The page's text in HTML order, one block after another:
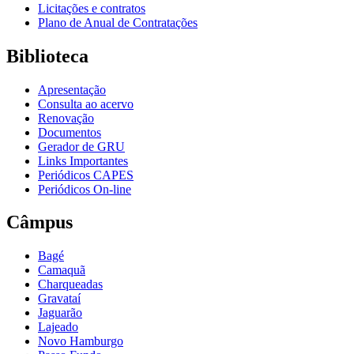
Licitações e contratos
Plano de Anual de Contratações
Biblioteca
Apresentação
Consulta ao acervo
Renovação
Documentos
Gerador de GRU
Links Importantes
Periódicos CAPES
Periódicos On-line
Câmpus
Bagé
Camaquã
Charqueadas
Gravataí
Jaguarão
Lajeado
Novo Hamburgo